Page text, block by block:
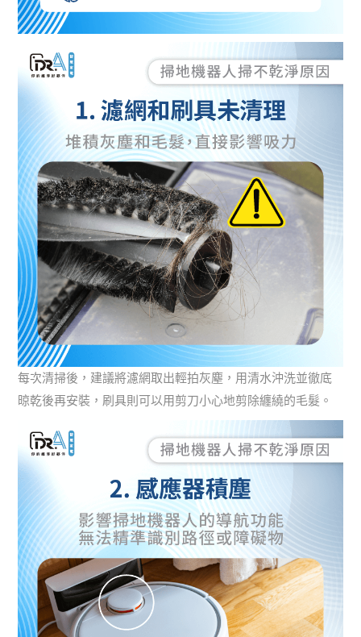
每次清掃後，建議將濾網取出輕拍灰塵，用清水沖洗並徹底
晾乾後再安裝，刷具則可以用剪刀小心地剪除纏繞的毛髮。